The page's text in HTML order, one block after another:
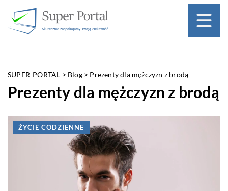
SUPER-PORTAL > Blog> Prezenty dla mężczyzn z brodą
Prezenty dla mężczyzn z brodą
ŻYCIE CODZIENNE